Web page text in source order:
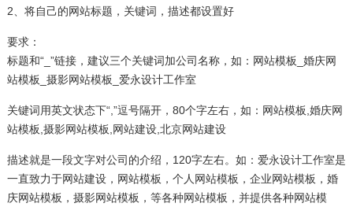
2、将自己的网站标题，关键词，描述都设置好
要求：
标题和“_”链接，建议三个关键词加公司名称，如：网站模板_婚庆网
站模板_摄影网站模板_爱永设计工作室
关键词用英文状态下“,”逗号隔开，80个字左右，如：网站模板,婚庆网
站模板,摄影网站模板,网站建设,北京网站建设
描述就是一段文字对公司的介绍，120字左右。如：爱永设计工作室是
一直致力于网站建设，网站模板，个人网站模板，企业网站模板，婚
庆网站模板，摄影网站模板，等各种网站模板，并提供各种网站模